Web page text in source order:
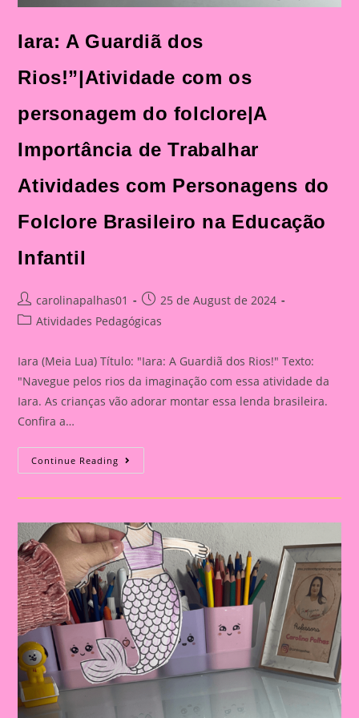
Iara: A Guardiã dos
Rios!”|Atividade com os
personagem do folclore|A
Importância de Trabalhar
Atividades com Personagens do
Folclore Brasileiro na Educação
Infantil
Post
author:
carolinapalhas01
Post
published:
25 de August de 2024
PostAtividades Pedagógicas
Iara (Meia Lua) Título: "Iara: A Guardiã dos Rios!" Texto:
"Navegue pelos rios da imaginação com essa atividade da
Iara. As crianças vão adorar montar essa lenda brasileira.
Confira a…
Continue Reading Iara:
A
Dos
Os
Personagem
Do
Folclore|A
Importância
De
Trabalhar
Atividades
Com
Personagens
Do
Folclore
Brasileiro
Na
Educação